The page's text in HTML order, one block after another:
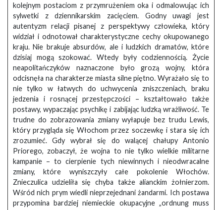
kolejnym postaciom z przymrużeniem oka i odmalowując ich
sylwetki z dziennikarskim zacięciem. Godny uwagi jest
autentyzm relacji pisanej z perspektywy człowieka, który
widział i odnotował charakterystyczne cechy okupowanego
kraju. Nie brakuje absurdów, ale i ludzkich dramatów, które
dzisiaj mogą szokować. Wtedy były codziennością. Życie
neapolitańczyków naznaczone było grozą wojny, która
odcisnęła na charakterze miasta silne piętno. Wyrażało się to
nie tylko w łatwych do uchwycenia zniszczeniach, braku
jedzenia i rosnącej przestępczości – kształtowało także
postawy, wypaczając psychikę i zabijając ludzką wrażliwość. Te
trudne do zobrazowania zmiany wyłapuje bez trudu Lewis,
który przygląda się Włochom przez soczewkę i stara się ich
zrozumieć. Gdy wybrał się do walącej chałupy Antonio
Priorego, zobaczył, że wojna to nie tylko wielkie militarne
kampanie – to cierpienie tych niewinnych i nieodwracalne
zmiany, które wyniszczyły całe pokolenie Włochów.
Znieczulica udzieliła się chyba także alianckim żołnierzom.
Wśród nich prym wiedli nieprzejednani żandarmi. Ich postawa
przypomina bardziej niemieckie okupacyjne „ordnung muss